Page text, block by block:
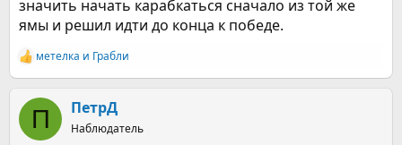
значить начать карабкаться сначало из той же
ямы и решил идти до конца к победе.
Р
е
к
ц
и
метелка и Грабли
П ПетрД
Наблюдатель